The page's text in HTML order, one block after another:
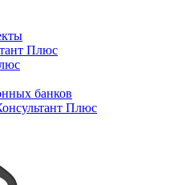
Плюс
банков
Плюс